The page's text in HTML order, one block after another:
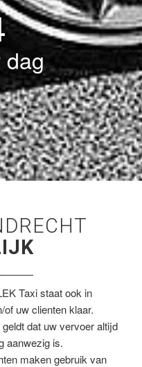
dag
Taxi staat ook in
uw clienten klaar.
geldt dat uw vervoer altijd
aanwezig is.
maken gebruik van